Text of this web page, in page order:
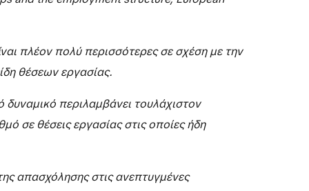
and the employment structure, European
πλέον πολύ περισσότερες σε σχέση με την
θέσεων εργασίας.
περιλαμβάνει τουλάχιστον
θέσεις εργασίας στις οποίες ήδη